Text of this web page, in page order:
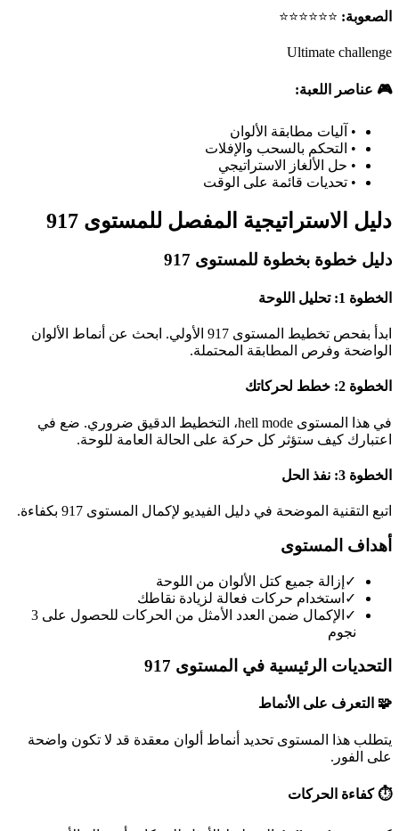
الصعوبة: ⭐⭐⭐⭐⭐⭐
Ultimate challenge
🎮 عناصر اللعبة:
• آليات مطابقة الألوان
• التحكم بالسحب والإفلات
• حل الألغاز الاستراتيجي
• تحديات قائمة على الوقت
دليل الاستراتيجية المفصل للمستوى 917
دليل خطوة بخطوة للمستوى 917
الخطوة 1: تحليل اللوحة
ابدأ بفحص تخطيط المستوى 917 الأولي. ابحث عن أنماط الألوان
الواضحة وفرص المطابقة المحتملة.
الخطوة 2: خطط لحركاتك
في هذا المستوى hell mode، التخطيط الدقيق ضروري. ضع في
اعتبارك كيف ستؤثر كل حركة على الحالة العامة للوحة.
الخطوة 3: نفذ الحل
اتبع التقنية الموضحة في دليل الفيديو لإكمال المستوى 917 بكفاءة.
أهداف المستوى
✓ إزالة جميع كتل الألوان من اللوحة
✓ استخدام حركات فعالة لزيادة نقاطك
✓
الإكمال ضمن العدد الأمثل من الحركات للحصول على 3
نجوم
التحديات الرئيسية في المستوى 917
🧩 التعرف على الأنماط
يتطلب هذا المستوى تحديد أنماط ألوان معقدة قد لا تكون واضحة
على الفور.
⏱️ كفاءة الحركات